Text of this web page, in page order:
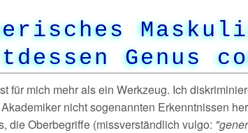
Genus
für mich mehr als ein Werkzeug. Ich
nicht sogenannten Erkenntnissen
die Oberbegriffe (missverständlich vulgo: